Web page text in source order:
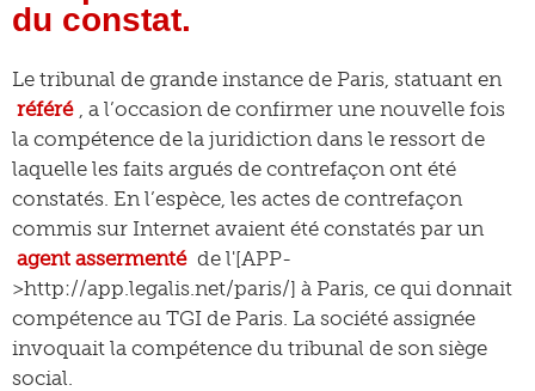
du constat.
Le tribunal de grande instance de Paris, statuant en
référé , a l’occasion de confirmer une nouvelle fois
la compétence de la juridiction dans le ressort de
laquelle les faits argués de contrefaçon ont été
constatés. En l’espèce, les actes de contrefaçon
commis sur Internet avaient été constatés par un
agent assermenté de l'[APP-
>http://app.legalis.net/paris/] à Paris, ce qui donnait
compétence au TGI de Paris. La société assignée
invoquait la compétence du tribunal de son siège
social.